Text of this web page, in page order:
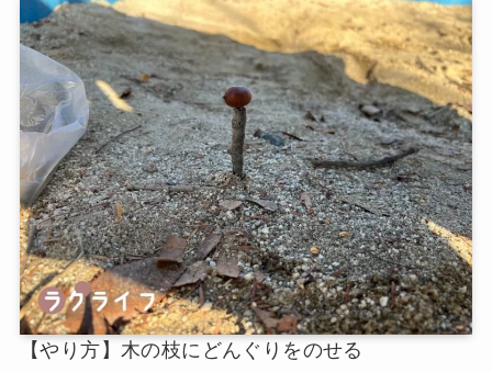
【やり方】木の枝にどんぐりをのせる